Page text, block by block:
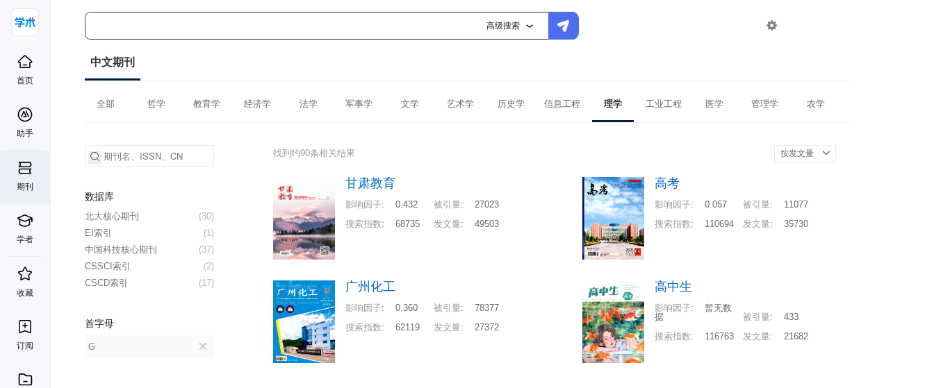
高级搜索 
首页
助手
期刊
学者
收藏
订阅
中文期刊
全部 哲学 教育学 经济学 法学 军事学 文学 艺术学 历史学 信息工程 理学 工业工程 医学 管理学 农学
数据库
(30)
北大核心期刊
(1)
EI索引
(37)
中国科技核心期刊
(2)
CSSCI索引
(17)
CSCD索引
首字母
G
找到约90条相关结果 按发文量
甘肃教育
影响因子: 0.432 被引量:
27023
搜索指数: 68735 发文量: 49503
高考
影响因子: 0.057 被引量:
11077
搜索指数: 110694 发文量: 35730
广州化工
影响因子: 0.360 被引量:
78377
搜索指数: 62119 发文量: 27372
高中生
影响因子:
暂无数
据
被引量:
433
搜索指数: 116763 发文量: 21682